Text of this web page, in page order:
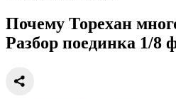
Почему Торехан
Разбор поединка 1/